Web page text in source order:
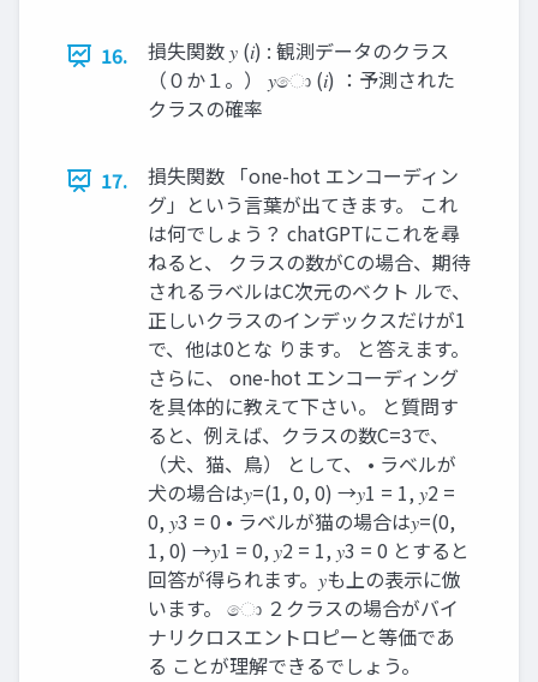
16.
損失関数 𝑦 (𝑖) : 観測データのクラス
（０か１。） 𝑦ො (𝑖) ：予測された
クラスの確率
17.
損失関数 「one-hot エンコーディン
グ」という言葉が出てきます。 これ
は何でしょう？ chatGPTにこれを尋
ねると、 クラスの数がCの場合、期待
されるラベルはC次元のベクト ルで、
正しいクラスのインデックスだけが1
で、他は0とな ります。 と答えます。
さらに、 one-hot エンコーディング
を具体的に教えて下さい。 と質問す
ると、例えば、クラスの数C=3で、
（犬、猫、鳥） として、 • ラベルが
犬の場合は𝑦=(1, 0, 0) →𝑦1 = 1, 𝑦2 =
0, 𝑦3 = 0 • ラベルが猫の場合は𝑦=(0,
1, 0) →𝑦1 = 0, 𝑦2 = 1, 𝑦3 = 0 とすると
回答が得られます。𝑦も上の表示に倣
います。 ො ２クラスの場合がバイ
ナリクロスエントロピーと等価であ
る ことが理解できるでしょう。